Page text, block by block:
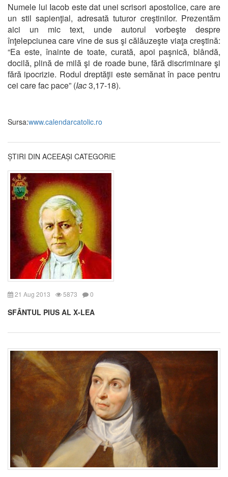
Numele lui Iacob este dat unei scrisori apostolice, care are
un stil sapienţial, adresată tuturor creştinilor. Prezentăm
aici un mic text, unde autorul vorbeşte despre
înţelepciunea care vine de sus şi călăuzeşte viaţa creştină:
“Ea este, înainte de toate, curată, apoi paşnică, blândă,
docilă, plină de milă şi de roade bune, fără discriminare şi
fără ipocrizie. Rodul dreptăţii este semănat în pace pentru
cei care fac pace” (Iac3,17-18).
Sursa:www.calendarcatolic.ro
ȘTIRI DIN ACEEAȘI CATEGORIE
21 Aug 2013 5873 0
SFÂNTUL PIUS AL X-LEA